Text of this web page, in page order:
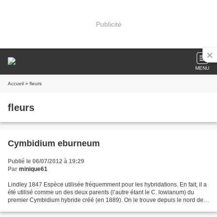
Publicité
MENU
Accueil » fleurs
fleurs
Cymbidium eburneum
Publié le 06/07/2012 à 19:29
Par minique61
Lindley 1847 Espèce utilisée fréquemment pour les hybridations. En fait, il a
été utilisé comme un des deux parents (l’autre étant le C. lowianum) du
premier Cymbidium hybride créé (en 1889). On le trouve depuis le nord de